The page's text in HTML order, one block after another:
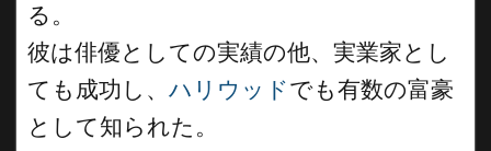
る。
彼は俳優としての実績の他、実業家とし
ても成功し、 ハリウッドでも有数の富豪
として知られた。